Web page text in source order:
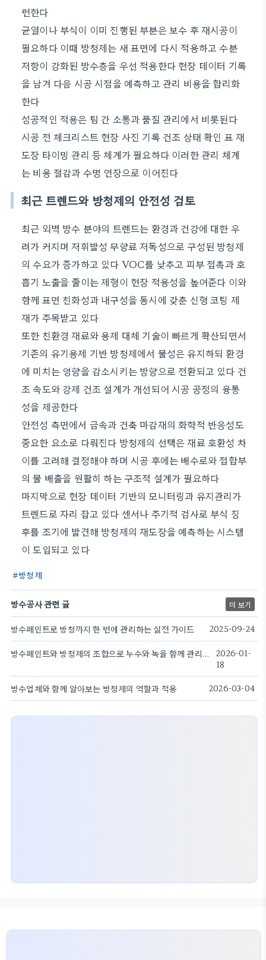
련한다
균열이나 부식이 이미 진행된 부분은 보수 후 재시공이
필요하다 이때 방청제는 새 표면에 다시 적용하고 수분
저항이 강화된 방수층을 우선 적용한다 현장 데이터 기록
을 남겨 다음 시공 시점을 예측하고 관리 비용을 합리화
한다
성공적인 적용은 팀 간 소통과 품질 관리에서 비롯된다
시공 전 체크리스트 현장 사진 기록 건조 상태 확인 표 재
도장 타이밍 관리 등 체계가 필요하다 이러한 관리 체계
는 비용 절감과 수명 연장으로 이어진다
최근 트렌드와 방청제의 안전성 검토
최근 외벽 방수 분야의 트렌드는 환경과 건강에 대한 우
려가 커지며 저휘발성 무향료 저독성으로 구성된 방청제
의 수요가 증가하고 있다 VOC를 낮추고 피부 접촉과 호
흡기 노출을 줄이는 제형이 현장 적용성을 높여준다 이와
함께 표면 친화성과 내구성을 동시에 갖춘 신형 코팅 제
재가 주목받고 있다
또한 친환경 재료와 용제 대체 기술이 빠르게 확산되면서
기존의 유기용제 기반 방청제에서 물성은 유지하되 환경
에 미치는 영향을 감소시키는 방향으로 전환되고 있다 건
조 속도와 강제 건조 설계가 개선되어 시공 공정의 융통
성을 제공한다
안전성 측면에서 금속과 건축 마감재의 화학적 반응성도
중요한 요소로 다뤄진다 방청제의 선택은 재료 호환성 차
이를 고려해 결정해야 하며 시공 후에는 배수로와 접합부
의 물 배출을 원활히 하는 구조적 설계가 필요하다
마지막으로 현장 데이터 기반의 모니터링과 유지관리가
트렌드로 자리 잡고 있다 센서나 주기적 검사로 부식 징
후를 조기에 발견해 방청제의 재도장을 예측하는 시스템
이 도입되고 있다
방청제
방수공사 관련 글 더 보기
방수페인트로 방청까지 한 번에 관리하는 실전 가이드 2025-09-24
방수페인트와 방청제의 조합으로 누수와 녹을 함께 관리하는 방법
2026-01-
18
방수업체와 함께 알아보는 방청제의 역할과 적용 2026-03-04